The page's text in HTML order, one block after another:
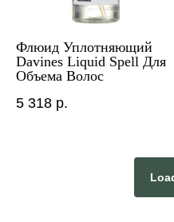
Флюид Уплотняющий
Davines Liquid Spell Для
Объема Волос
5 318 р.